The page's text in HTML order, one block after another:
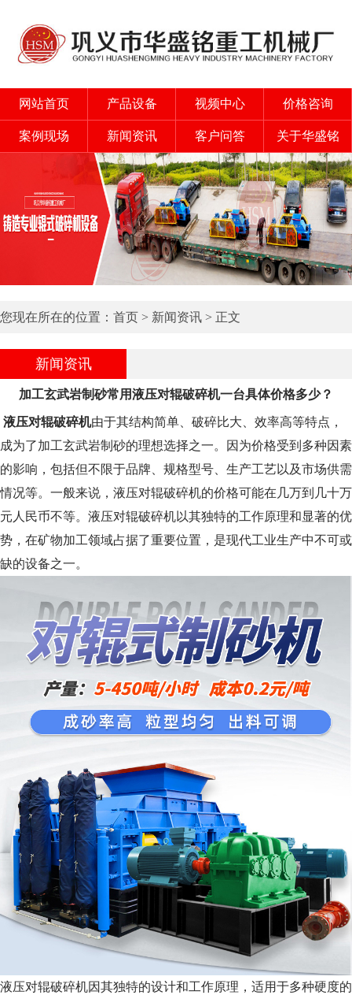
网站首页 产品设备 视频中心 价格咨询
案例现场 新闻资讯 客户问答 关于华盛铭
您现在所在的位置： 首页 > 新闻资讯 > 正文
新闻资讯
加工玄武岩制砂常用液压对辊破碎机一台具体价格多少？
液压对辊破碎机由于其结构简单、破碎比大、效率高等特点，
成为了加工玄武岩制砂的理想选择之一。因为价格受到多种因素
的影响，包括但不限于品牌、规格型号、生产工艺以及市场供需
情况等。一般来说，液压对辊破碎机的价格可能在几万到几十万
元人民币不等。液压对辊破碎机以其独特的工作原理和显著的优
势，在矿物加工领域占据了重要位置，是现代工业生产中不可或
缺的设备之一。
液压对辊破碎机因其独特的设计和工作原理，适用于多种硬度的